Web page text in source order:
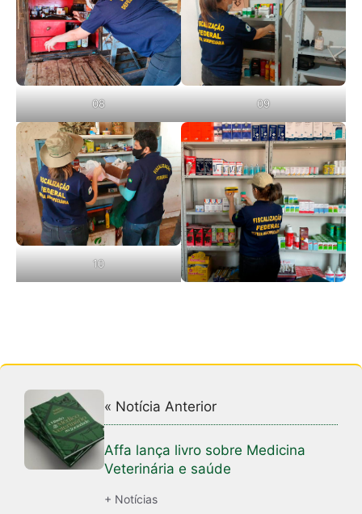
08 09
10
« Notícia Anterior
Affa lança livro sobre Medicina
Veterinária e saúde
+ Notícias